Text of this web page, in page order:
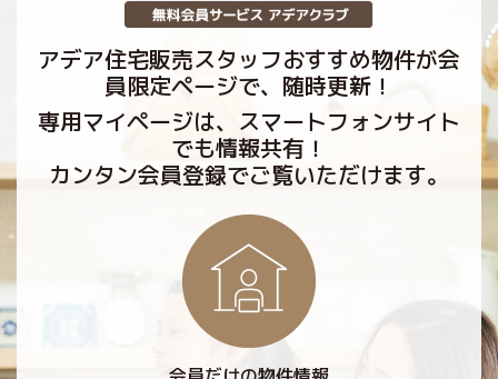
アデア住宅販売スタッフおすすめ物件が会
員限定ページで、随時更新！
専用マイページは、スマートフォンサイト
でも情報共有！
カンタン会員登録でご覧いただけます。